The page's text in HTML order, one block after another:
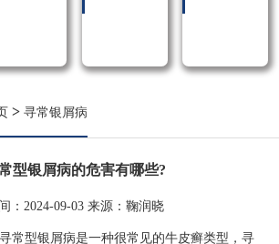
>寻常银屑病
型银屑病的危害有哪些?
： 2024-09-03 来源： 鞠润晓
常型银屑病是一种很常见的牛皮癣类型，寻